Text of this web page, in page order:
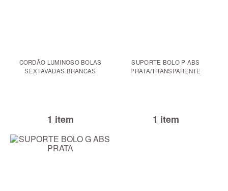
CORDÃO LUMINOSO BOLAS
SEXTAVADAS BRANCAS
1 item
SUPORTE BOLO P ABS
PRATA/TRANSPARENTE
1 item